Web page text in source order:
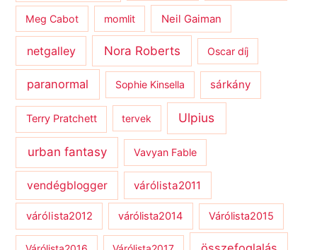
Meg Cabot momlit Neil Gaiman
netgalley Nora Roberts Oscar díj
paranormal Sophie Kinsella sárkány
Terry Pratchett tervek Ulpius
urban fantasy Vavyan Fable
vendégblogger várólista2011
várólista2012 várólista2014 Várólista2015